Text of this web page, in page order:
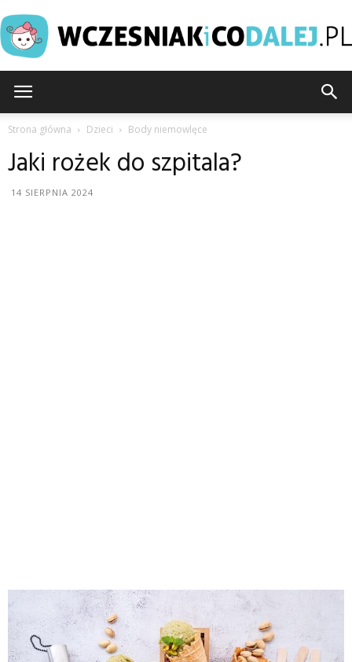
Strona główna Dzieci Body niemowlęce
Jaki rożek do szpitala?
14 SIERPNIA 2024